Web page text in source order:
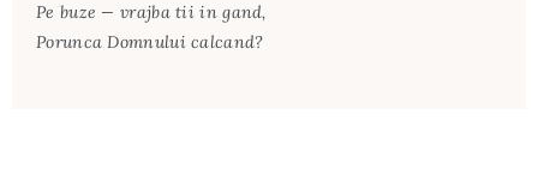
Pe buze — vrajba tii in gand,
Porunca Domnului calcand?